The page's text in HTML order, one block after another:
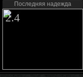
Последняя надежда
2.4